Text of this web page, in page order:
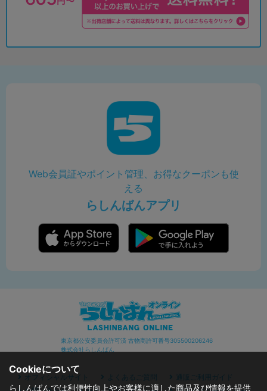
Web会員証やポイント管理、お得なクーポンも使
える
らしんばんアプリ
東京都公安委員会許可済 古物商許可番号305500206246
株式会社らしんばん
オフィシャルサイト よくあるご質問
通販ご利用ガイド
Cookieについて
らしんばんでは利便性向上やお客様に適した商品及び情報を提供